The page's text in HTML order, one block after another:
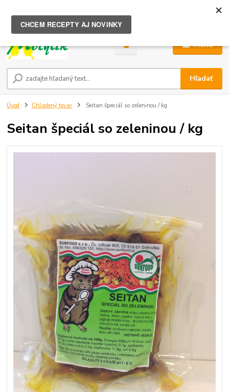
Menu
Hľadať
ks
0,00 €
Úvod Chladený tovar Seitan špeciál so zeleninou / kg
Seitan špeciál so zeleninou / kg